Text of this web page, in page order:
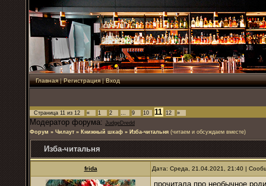
Главная|Регистрация|Вход
Страница 11 из 12 « 1 2 … 9 10 11 12 »
Модератор форума: JudgeDredd
Форум » Чилаут » Книжный шкаф » Изба-читальня (читаем и обсуждаем вместе)
Изба-читальня
frida Дата: Среда, 21.04.2021, 21:40 |
прочитала про необычное